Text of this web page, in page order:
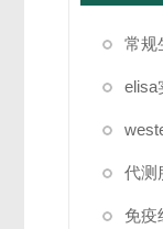
常规
elisa
代测
免疫